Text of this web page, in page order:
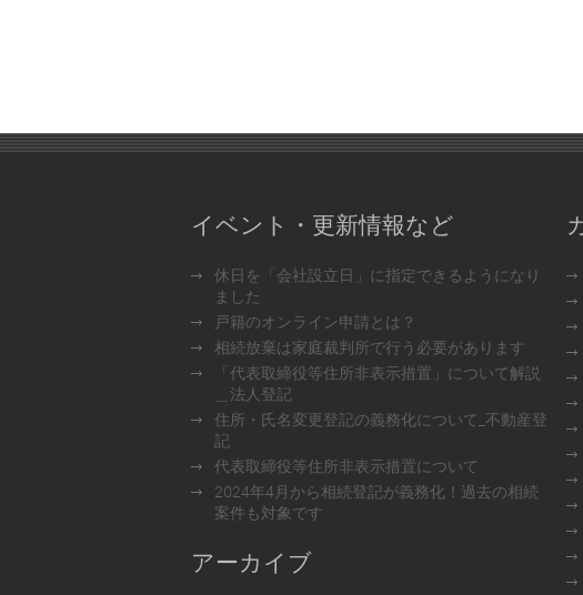
イベント・更新情報など
休日を「会社設立日」に指定できるようになり
ました
戸籍のオンライン申請とは？
相続放棄は家庭裁判所で行う必要があります
「代表取締役等住所非表示措置」について解説
＿法人登記
住所・氏名変更登記の義務化について_不動産登
記
代表取締役等住所非表示措置について
2024年4月から相続登記が義務化！過去の相続
案件も対象です
アーカイブ